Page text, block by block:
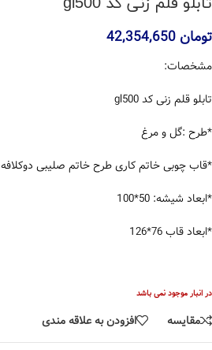
تومان
مشخصات:
تابلو قلم زنی کد gl500
*طرح :گل و مرغ
*قاب چوبی خاتم کاری طرح خاتم صلیبی دوکلافه
*ابعاد شیشه: 50*100
*ابعاد قاب 76*126
در انبار موجود نمی باشد
مقایسه افزودن به علاقه مندی